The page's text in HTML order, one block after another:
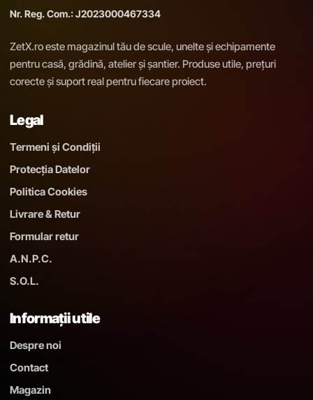
Nr. Reg. Com.: J2023000467334
ZetX.ro este magazinul tău de scule, unelte și echipamente
pentru casă, grădină, atelier și șantier. Produse utile, prețuri
corecte și suport real pentru fiecare proiect.
Legal
Termeni și Condiții
Protecția Datelor
Politica Cookies
Livrare & Retur
Formular retur
A.N.P.C.
S.O.L.
Informații utile
Despre noi
Contact
Magazin